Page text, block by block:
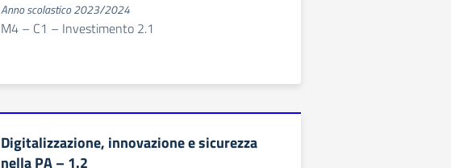
Anno scolastico 2023/2024
M4 – C1 – Investimento 2.1
Digitalizzazione, innovazione e sicurezza
nella PA – 1.2